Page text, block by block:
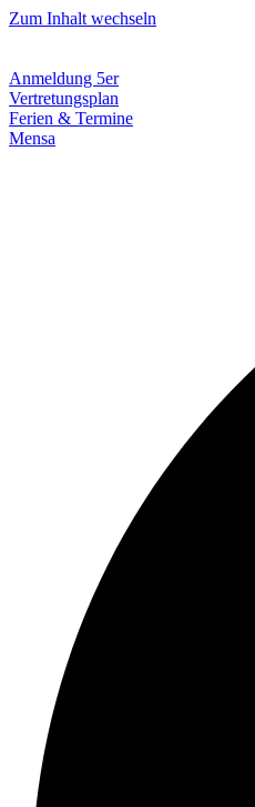
Zum Inhalt wechseln
Anmeldung 5er
Vertretungsplan
Ferien & Termine
Mensa